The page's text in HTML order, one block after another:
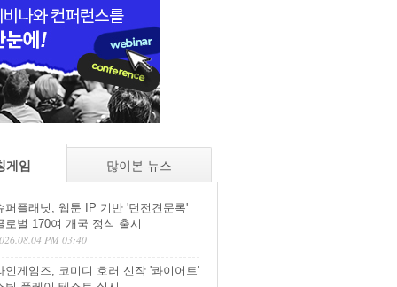
게임 많이본 뉴스
퍼플래닛, 웹툰 IP 기반 '던전견문록'
로벌 170여 개국 정식 출시
PM 03:40
인게임즈, 코미디 호러 신작 '콰이어트'